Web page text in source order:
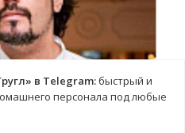
в Telegram:быстрый и
персонала под любые